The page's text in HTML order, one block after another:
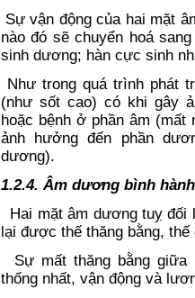
Sự vận động của hai mặt
nào đó sẽ chuyển hoá
sinh dương; hàn cực sinh
Như trong quá trình phát
(như sốt cao) có khi gây
hoặc bệnh ở phần âm
ảnh hưởng đến phần
dương).
1.2.4. Âm dương bình hành
Hai mặt âm dương tuỵ đối
lại được thế thăng bằng,
Sự mất thăng bằng giữa
thống nhất, vận động và